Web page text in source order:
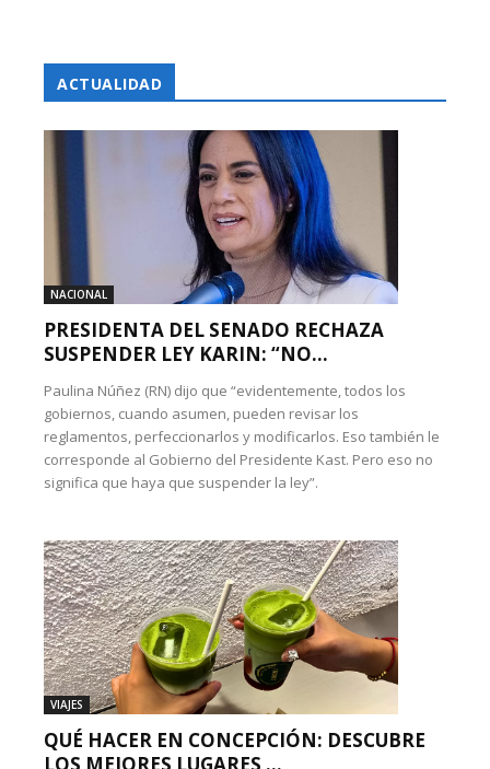
ACTUALIDAD
NACIONAL
PRESIDENTA DEL SENADO RECHAZA
SUSPENDER LEY KARIN: “NO...
Paulina Núñez (RN) dijo que “evidentemente, todos los
gobiernos, cuando asumen, pueden revisar los
reglamentos, perfeccionarlos y modificarlos. Eso también le
corresponde al Gobierno del Presidente Kast. Pero eso no
significa que haya que suspender la ley”.
VIAJES
QUÉ HACER EN CONCEPCIÓN: DESCUBRE